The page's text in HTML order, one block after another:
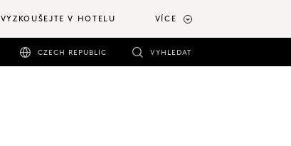
VYZKOUŠEJTE V HOTELU VÍCE
CZECH REPUBLIC VYHLEDAT